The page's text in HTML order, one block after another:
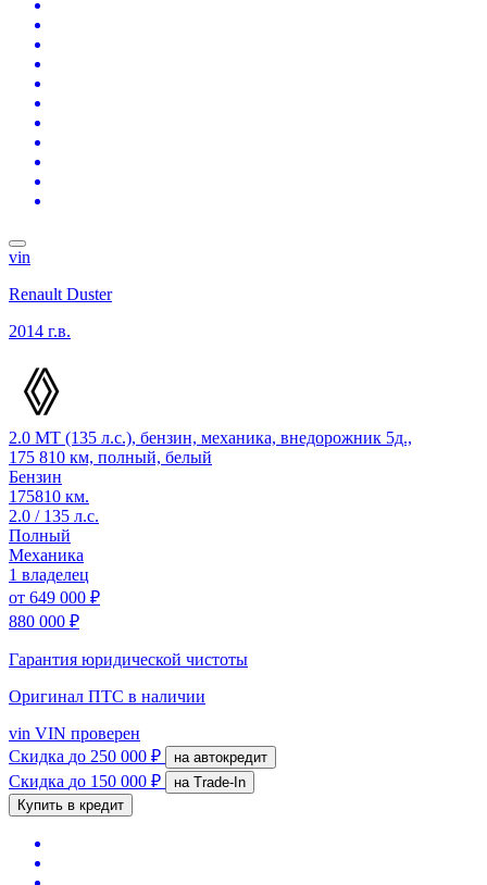
vin
Renault Duster
2014 г.в.
2.0 MT (135 л.с.), бензин, механика, внедорожник 5д.,
175 810 км, полный, белый
Бензин
175810 км.
2.0 / 135 л.с.
Полный
Механика
1 владелец
от 649 000 ₽
880 000 ₽
Гарантия юридической чистоты
Оригинал ПТС в наличии
vin VIN проверен
Скидка до 250 000 ₽ на автокредит
Скидка до 150 000 ₽
на Trade-In
Купить в кредит